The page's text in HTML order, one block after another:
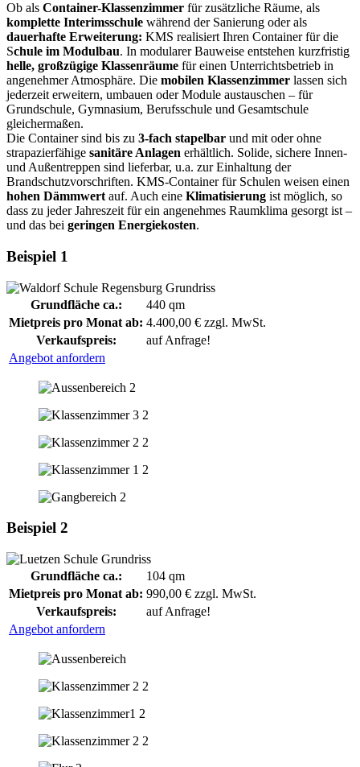
Ob als Container-Klassenzimmer für zusätzliche Räume, als
komplette Interimsschule während der Sanierung oder als
dauerhafte Erweiterung: KMS realisiert Ihren Container für die
Schule im Modulbau. In modularer Bauweise entstehen kurzfristig
helle, großzügige Klassenräume für einen Unterrichtsbetrieb in
angenehmer Atmosphäre. Die mobilen Klassenzimmer lassen sich
jederzeit erweitern, umbauen oder Module austauschen – für
Grundschule, Gymnasium, Berufsschule und Gesamtschule
gleichermaßen.
Die Container sind bis zu 3-fach stapelbar und mit oder ohne
strapazierfähige sanitäre Anlagen erhältlich. Solide, sichere Innen-
und Außentreppen sind lieferbar, u.a. zur Einhaltung der
Brandschutzvorschriften. KMS-Container für Schulen weisen einen
hohen Dämmwert auf. Auch eine Klimatisierung ist möglich, so
dass zu jeder Jahreszeit für ein angenehmes Raumklima gesorgt ist –
und das bei geringen Energiekosten.
Beispiel 1
Grundfläche ca.:
440 qm
Mietpreis pro Monat ab: 4.400,00 € zzgl. MwSt.
Verkaufspreis:
auf Anfrage!
Angebot anfordern
Beispiel 2
Grundfläche ca.:
104 qm
Mietpreis pro Monat ab: 990,00 € zzgl. MwSt.
Verkaufspreis:
auf Anfrage!
Angebot anfordern